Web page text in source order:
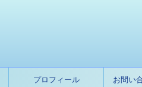
プロフィール お問い